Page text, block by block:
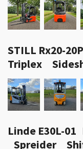
STILL Rx20-
Triplex
Linde E30L-
Spreider